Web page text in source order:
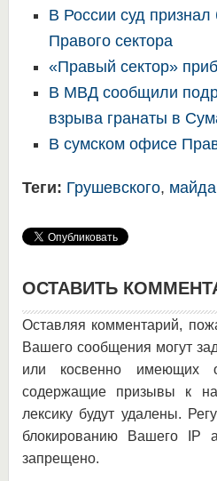
В России суд
Правого сектора
«Правый сектор»
В МВД сообщили
взрыва гранаты в
В сумском офисе
Теги: Грушевского,
ОСТАВИТЬ
Оставляя комментарий,
Вашего сообщения могут
или косвенно имеющих
содержащие призывы к
лексику будут удалены.
блокированию Вашего IP
запрещено.